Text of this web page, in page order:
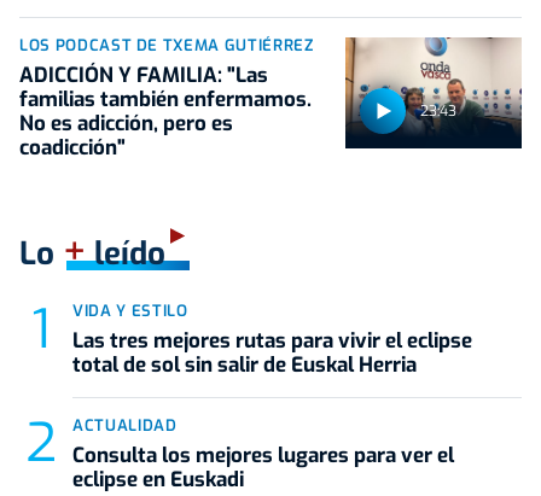
23:43
LOS PODCAST DE TXEMA GUTIÉRREZ
ADICCIÓN Y FAMILIA: "Las
familias también enfermamos.
No es adicción, pero es
coadicción"
Lo +leído
VIDA Y ESTILO
Las tres mejores rutas para vivir el eclipse
total de sol sin salir de Euskal Herria
ACTUALIDAD
Consulta los mejores lugares para ver el
eclipse en Euskadi